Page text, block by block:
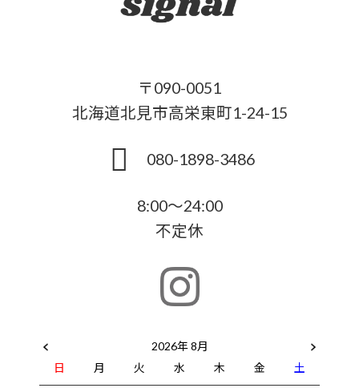
〒090-0051
北海道北見市高栄東町1-24-15
080-1898-3486
8:00～24:00
不定休
2026年 8月
日
月 火 水 木 金
土